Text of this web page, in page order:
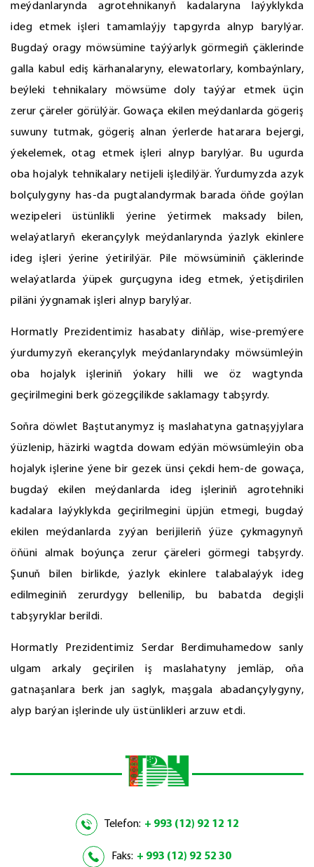
meýdanlarynda agrotehnikanyň kadalaryna laýyklykda
ideg etmek işleri tamamlaýjy tapgyrda alnyp barylýar.
Bugdaý oragy möwsümine taýýarlyk görmegiň çäklerinde
galla kabul ediş kärhanalaryny, elewatorlary, kombaýnlary,
beýleki tehnikalary möwsüme doly taýýar etmek üçin
zerur çäreler görülýär. Gowaça ekilen meýdanlarda gögeriş
suwuny tutmak, gögeriş alnan ýerlerde hatarara bejergi,
ýekelemek, otag etmek işleri alnyp barylýar. Bu ugurda
oba hojalyk tehnikalary netijeli işledilýär. Ýurdumyzda azyk
bolçulygyny has-da pugtalandyrmak barada öňde goýlan
wezipeleri üstünlikli ýerine ýetirmek maksady bilen,
welaýatlaryň ekerançylyk meýdanlarynda ýazlyk ekinlere
ideg işleri ýerine ýetirilýär. Pile möwsüminiň çäklerinde
welaýatlarda ýüpek gurçugyna ideg etmek, ýetişdirilen
piläni ýygnamak işleri alnyp barylýar.
Hormatly Prezidentimiz hasabaty diňläp, wise-premýere
ýurdumyzyň ekerançylyk meýdanlaryndaky möwsümleýin
oba hojalyk işleriniň ýokary hilli we öz wagtynda
geçirilmegini berk gözegçilikde saklamagy tabşyrdy.
Soňra döwlet Baştutanymyz iş maslahatyna gatnaşyjylara
ýüzlenip, häzirki wagtda dowam edýän möwsümleýin oba
hojalyk işlerine ýene bir gezek ünsi çekdi hem-de gowaça,
bugdaý ekilen meýdanlarda ideg işleriniň agrotehniki
kadalara laýyklykda geçirilmegini üpjün etmegi, bugdaý
ekilen meýdanlarda zyýan berijileriň ýüze çykmagynyň
öňüni almak boýunça zerur çäreleri görmegi tabşyrdy.
Şunuň bilen birlikde, ýazlyk ekinlere talabalaýyk ideg
edilmeginiň zerurdygy bellenilip, bu babatda degişli
tabşyryklar berildi.
Hormatly Prezidentimiz Serdar Berdimuhamedow sanly
ulgam arkaly geçirilen iş maslahatyny jemläp, oňa
gatnaşanlara berk jan saglyk, maşgala abadançylygyny,
alyp barýan işlerinde uly üstünlikleri arzuw etdi.
Telefon: + 993 (12) 92 12 12
Faks: + 993 (12) 92 52 30